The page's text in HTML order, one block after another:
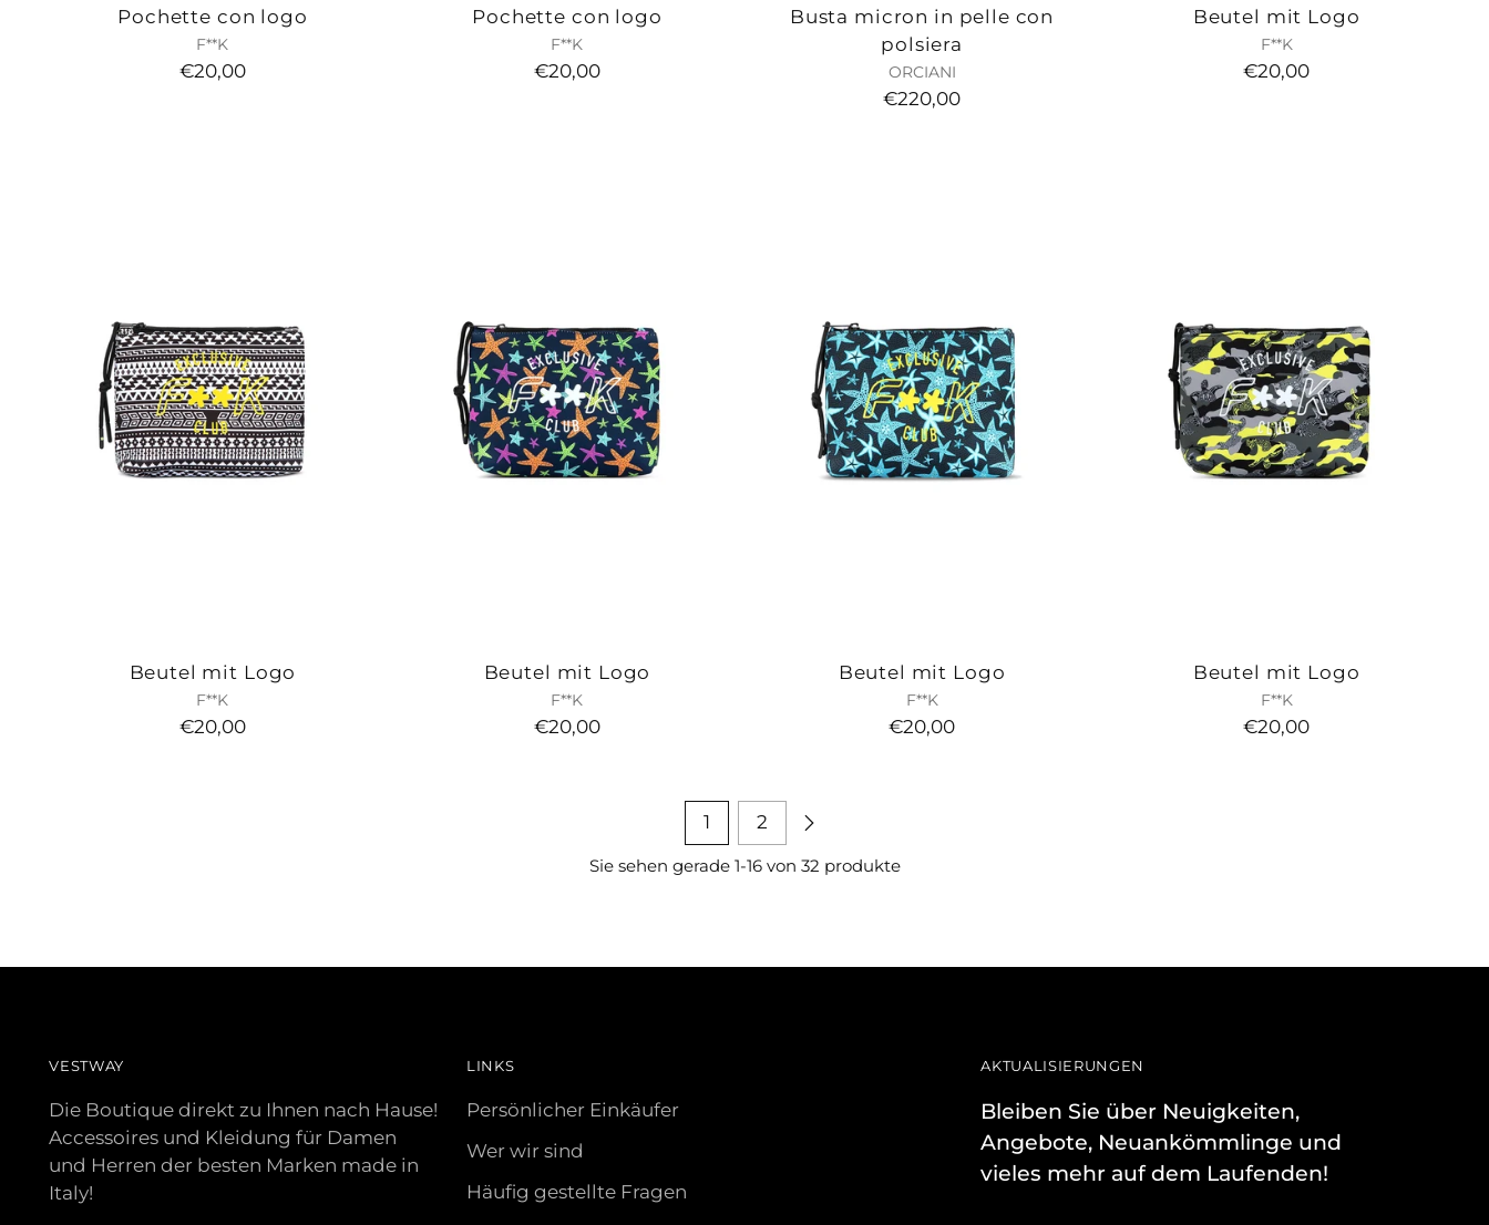
Pochette con logo
F**K
€20,00
Pochette con logo
F**K
€20,00
Busta micron in pelle con
polsiera
ORCIANI
€220,00
Beutel mit Logo
F**K
€20,00
Beutel mit Logo
F**K
€20,00
Beutel mit Logo
F**K
€20,00
Beutel mit Logo
F**K
€20,00
Beutel mit Logo
F**K
€20,00
1 2
Sie sehen gerade 1-16 von 32 produkte
VESTWAY
Die Boutique direkt zu Ihnen nach Hause!
Accessoires und Kleidung für Damen
und Herren der besten Marken made in
Italy!
LINKS
Persönlicher Einkäufer
Wer wir sind
Häufig gestellte Fragen
AKTUALISIERUNGEN
Bleiben Sie über Neuigkeiten,
Angebote, Neuankömmlinge und
vieles mehr auf dem Laufenden!